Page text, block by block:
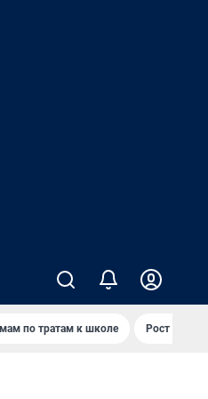
по тратам к школе Рост цен на